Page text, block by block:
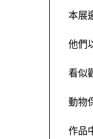
本展
他們
看似
動物
作品